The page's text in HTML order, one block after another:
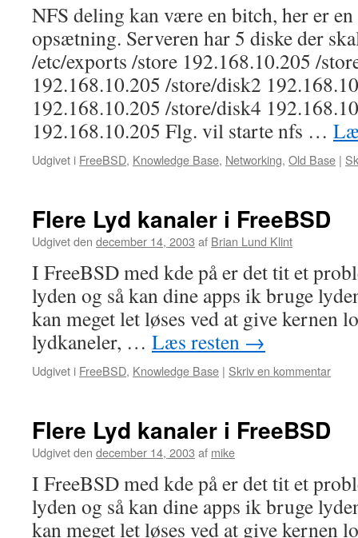
NFS deling kan være en bitch, her er
opsætning. Serveren har 5 diske der
/etc/exports /store 192.168.10.205 /
192.168.10.205 /store/disk2
192.168.10.205 /store/disk4
192.168.10.205 Flg. vil starte nfs …
Udgivet i FreeBSD, Knowledge Base, Networking, Old Base |
Flere Lyd kanaler i FreeBSD
Udgivet den december 14, 2003 af Brian Lund Klint
I FreeBSD med kde på er det tit et
lyden og så kan dine apps ik bruge
kan meget let løses ved at give kernen
lydkaneler, … Læs resten →
Udgivet i FreeBSD, Knowledge Base | Skriv en kommentar
Flere Lyd kanaler i FreeBSD
Udgivet den december 14, 2003 af mike
I FreeBSD med kde på er det tit et
lyden og så kan dine apps ik bruge
kan meget let løses ved at give kernen